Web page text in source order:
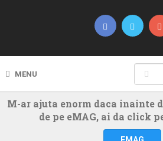
MENU
M-ar ajuta enorm daca inainte
de pe eMAG, ai da click